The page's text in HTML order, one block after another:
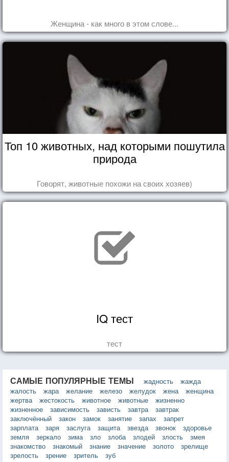
Женщина - как много в этом слове...
Топ 10 животных, над которыми пошутила
природа
Говорят, животные похожи на своих хозяев)
IQ тест
тест
САМЫЕ ПОПУЛЯРНЫЕ ТЕМЫ жадность
жажда
жалость
жара желание железо желудок жена
женщина
жертва
жестокость животное животные
жизненно
жизненное
зависимость зависть завтра
завтрак
заключённый
закон замок занятие запах
запрет
зарплата
заря заслуга защита звезда звонок
здоровье
земля
зеркало зима зло злоба злодей злость
змея
знакомство
знакомый знание значение золото
зрелище
зрелость
зрение зритель зуб